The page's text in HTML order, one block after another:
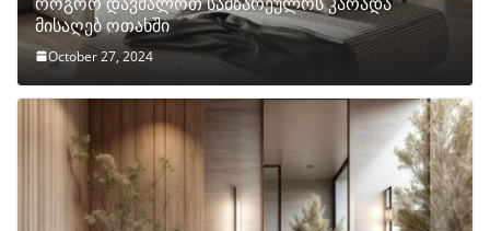
მისაღებ ოთახში
October 27, 2024